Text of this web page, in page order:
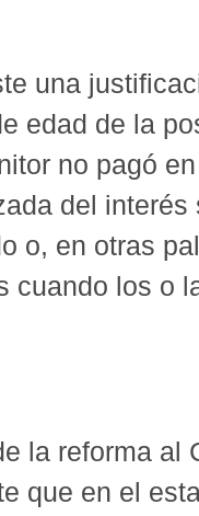
una
edad de la
no pagó
del
o, en otras
cuando los o
la reforma al
que en el